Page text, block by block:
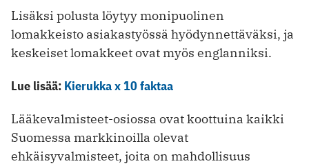
Lisäksi polusta löytyy monipuolinen
lomakkeisto asiakastyössä hyödynnettäväksi, ja
keskeiset lomakkeet ovat myös englanniksi.
Lue lisää: Kierukka x 10 faktaa
Lääkevalmisteet-osiossa ovat koottuina kaikki
Suomessa markkinoilla olevat
ehkäisyvalmisteet, joita on mahdollisuus